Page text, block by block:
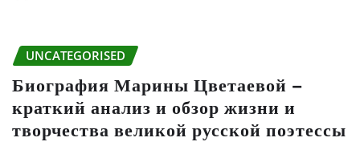
UNCATEGORISED
Биография Марины Цветаевой –
краткий анализ и обзор жизни и
творчества великой русской поэтессы